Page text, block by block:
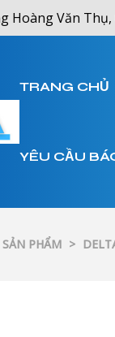
Hoàng Văn
TRANG CHỦ
YÊU CẦU
SẢN PHẨM >